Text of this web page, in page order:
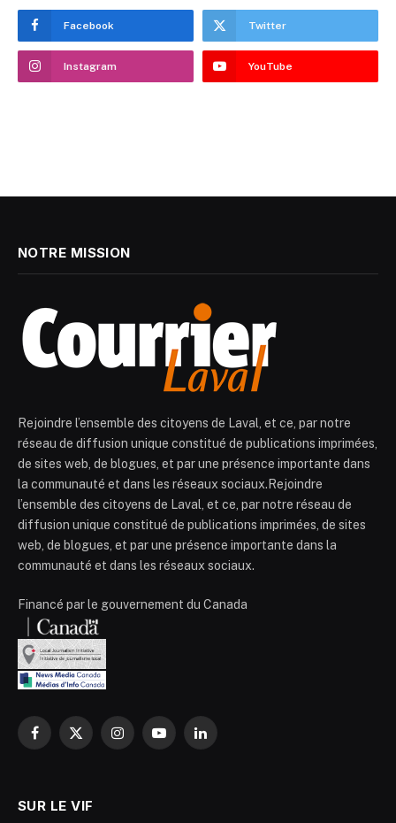
Facebook Twitter
Instagram YouTube
NOTRE MISSION
Rejoindre l’ensemble des citoyens de Laval, et ce, par notre
réseau de diffusion unique constitué de publications imprimées,
de sites web, de blogues, et par une présence importante dans
la communauté et dans les réseaux sociaux.Rejoindre
l’ensemble des citoyens de Laval, et ce, par notre réseau de
diffusion unique constitué de publications imprimées, de sites
web, de blogues, et par une présence importante dans la
communauté et dans les réseaux sociaux.
Financé par le gouvernement du Canada
Facebook
X
InstagramYouTubeLinkedIn
SUR LE VIF